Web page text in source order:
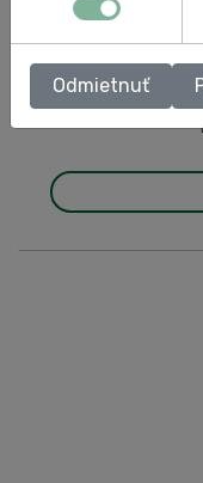
Odmietnuť